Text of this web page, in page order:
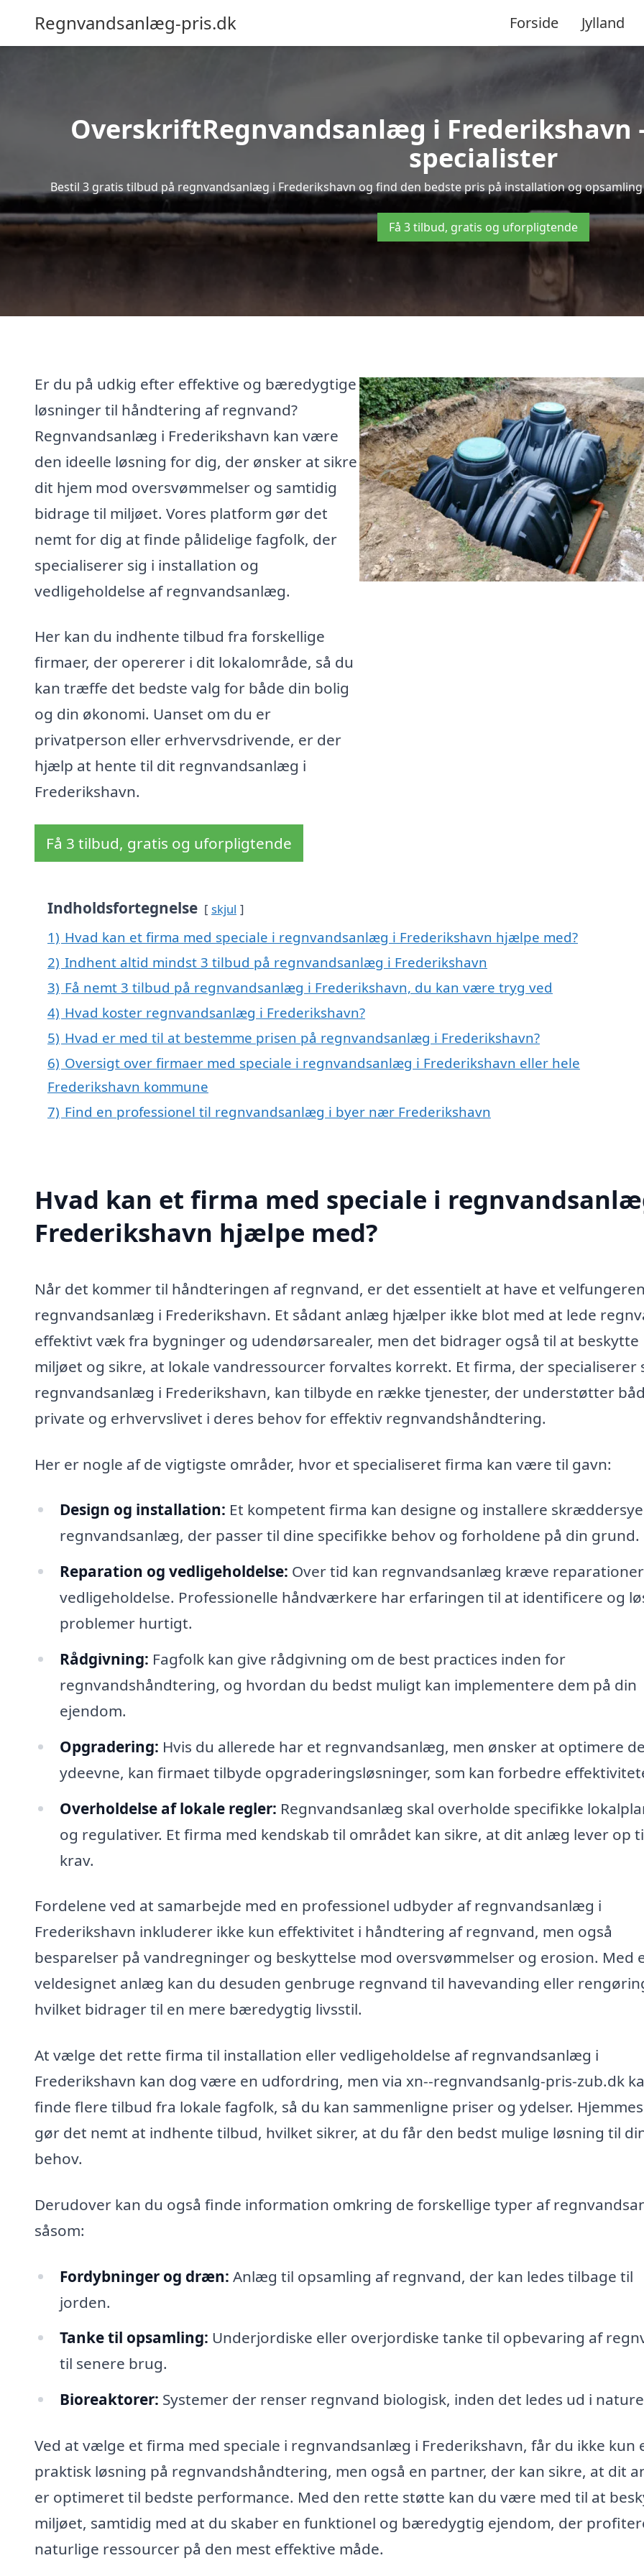
Regnvandsanlæg-pris.dk Forside Jylland
OverskriftRegnvandsanlæg i Frederikshavn
specialister
Bestil 3 gratis tilbud på regnvandsanlæg i Frederikshavn og find den bedste pris på installation og
Få 3 tilbud, gratis og uforpligtende
Er du på udkig efter effektive og bæredygtige
løsninger til håndtering af regnvand?
Regnvandsanlæg i Frederikshavn kan være
den ideelle løsning for dig, der ønsker at sikre
dit hjem mod oversvømmelser og samtidig
bidrage til miljøet. Vores platform gør det
nemt for dig at finde pålidelige fagfolk, der
specialiserer sig i installation og
vedligeholdelse af regnvandsanlæg.
Her kan du indhente tilbud fra forskellige
firmaer, der opererer i dit lokalområde, så du
kan træffe det bedste valg for både din bolig
og din økonomi. Uanset om du er
privatperson eller erhvervsdrivende, er der
hjælp at hente til dit regnvandsanlæg i
Frederikshavn.
Få 3 tilbud, gratis og uforpligtende
Indholdsfortegnelse skjul
1) Hvad kan et firma med speciale i regnvandsanlæg i Frederikshavn hjælpe med?
2) Indhent altid mindst 3 tilbud på regnvandsanlæg i Frederikshavn
3) Få nemt 3 tilbud på regnvandsanlæg i Frederikshavn, du kan være tryg ved
4) Hvad koster regnvandsanlæg i Frederikshavn?
5) Hvad er med til at bestemme prisen på regnvandsanlæg i Frederikshavn?
6) Oversigt over firmaer med speciale i regnvandsanlæg i Frederikshavn eller hele
Frederikshavn kommune
7) Find en professionel til regnvandsanlæg i byer nær Frederikshavn
Hvad kan et firma med speciale i
Frederikshavn hjælpe med?
Når det kommer til håndteringen af regnvand, er det essentielt at have et
regnvandsanlæg i Frederikshavn. Et sådant anlæg hjælper ikke blot med at lede
effektivt væk fra bygninger og udendørsarealer, men det bidrager også til at beskytte
miljøet og sikre, at lokale vandressourcer forvaltes korrekt. Et firma, der specialiserer
regnvandsanlæg i Frederikshavn, kan tilbyde en række tjenester, der understøtter
private og erhvervslivet i deres behov for effektiv regnvandshåndtering.
Her er nogle af de vigtigste områder, hvor et specialiseret firma kan være til gavn:
Design og installation: Et kompetent firma kan designe og installere
regnvandsanlæg, der passer til dine specifikke behov og forholdene på din grund.
Reparation og vedligeholdelse: Over tid kan regnvandsanlæg kræve
vedligeholdelse. Professionelle håndværkere har erfaringen til at identificere og
problemer hurtigt.
Rådgivning: Fagfolk kan give rådgivning om de best practices inden for
regnvandshåndtering, og hvordan du bedst muligt kan implementere dem på din
ejendom.
Opgradering: Hvis du allerede har et regnvandsanlæg, men ønsker at optimere
ydeevne, kan firmaet tilbyde opgraderingsløsninger, som kan forbedre
Overholdelse af lokale regler: Regnvandsanlæg skal overholde specifikke
og regulativer. Et firma med kendskab til området kan sikre, at dit anlæg lever op
krav.
Fordelene ved at samarbejde med en professionel udbyder af regnvandsanlæg i
Frederikshavn inkluderer ikke kun effektivitet i håndtering af regnvand, men også
besparelser på vandregninger og beskyttelse mod oversvømmelser og erosion. Med
veldesignet anlæg kan du desuden genbruge regnvand til havevanding eller
hvilket bidrager til en mere bæredygtig livsstil.
At vælge det rette firma til installation eller vedligeholdelse af regnvandsanlæg i
Frederikshavn kan dog være en udfordring, men via xn--regnvandsanlg-pris-zub.dk
finde flere tilbud fra lokale fagfolk, så du kan sammenligne priser og ydelser.
gør det nemt at indhente tilbud, hvilket sikrer, at du får den bedst mulige løsning til
behov.
Derudover kan du også finde information omkring de forskellige typer af
såsom:
Fordybninger og dræn: Anlæg til opsamling af regnvand, der kan ledes tilbage til
jorden.
Tanke til opsamling: Underjordiske eller overjordiske tanke til opbevaring af
til senere brug.
Bioreaktorer: Systemer der renser regnvand biologisk, inden det ledes ud i
Ved at vælge et firma med speciale i regnvandsanlæg i Frederikshavn, får du ikke kun
praktisk løsning på regnvandshåndtering, men også en partner, der kan sikre, at dit
er optimeret til bedste performance. Med den rette støtte kan du være med til at
miljøet, samtidig med at du skaber en funktionel og bæredygtig ejendom, der
naturlige ressourcer på den mest effektive måde.